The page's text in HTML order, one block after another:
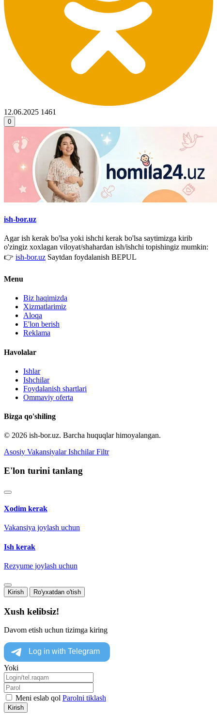
12.06.2025 1461
0
ish-bor.uz
Agar ish kerak bo'lsa yoki ishchi kerak bo'lsa saytimizga kirib
o'zingiz xoxlagan viloyat/shahardan ish/ishchi topishingiz mumkin:
👉 ish-bor.uz Saytdan foydalanish BEPUL
Menu
Biz haqimizda
Xizmatlarimiz
Aloqa
E'lon berish
Reklama
Havolalar
Ishlar
Ishchilar
Foydalanish shartlari
Ommaviy oferta
Bizga qo'shiling
© 2026 ish-bor.uz. Barcha huquqlar himoyalangan.
Asosiy Vakansiyalar Ishchilar Filtr
E'lon turini tanlang
Xodim kerak
Vakansiya joylash uchun
Ish kerak
Rezyume joylash uchun
Kirish Ro'yxatdan o'tish
Xush kelibsiz!
Davom etish uchun tizimga kiring
Yoki
Meni eslab qol Parolni tiklash
Kirish